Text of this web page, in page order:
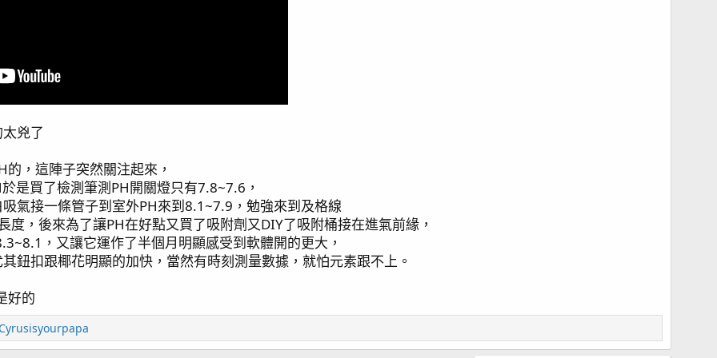
兇了
，這陣子突然關注起來，
是買了檢測筆測PH開關燈只有7.8~7.6，
氣接一條管子到室外PH來到8.1~7.9，勉強來到及格線
度，後來為了讓PH在好點又買了吸附劑又DIY了吸附桶接在進氣前緣，
，又讓它運作了半個月明顯感受到軟體開的更大，
鈕扣跟椰花明顯的加快，當然有時刻測量數據，就怕元素跟不上。
好的